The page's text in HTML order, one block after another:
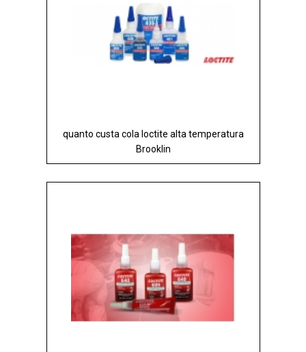
quanto custa cola loctite alta temperatura
Brooklin